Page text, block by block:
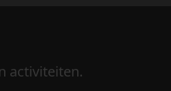
activiteiten.